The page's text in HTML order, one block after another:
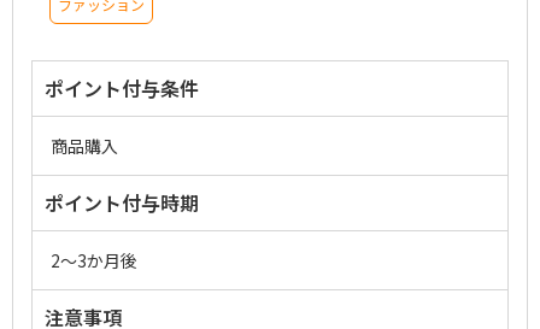
ファッション
ポイント付与条件
商品購入
ポイント付与時期
2～3か月後
注意事項